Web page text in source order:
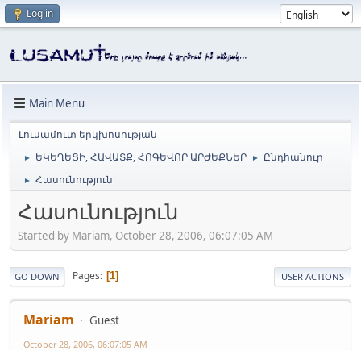
Log in
Main Menu
Լուսամուտ երկխոսության
► ԵԿԵՂԵՑԻ, ՀԱՎԱՏՔ, ՀՈԳԵՎՈՐ ԱՐԺԵՔՆԵՐ ► Ընդհանուր
► Հասունություն
Հասունություն
Started by Mariam, October 28, 2006, 06:07:05 AM
GO DOWN Pages 1 USER ACTIONS
Mariam Guest
October 28, 2006, 06:07:05 AM